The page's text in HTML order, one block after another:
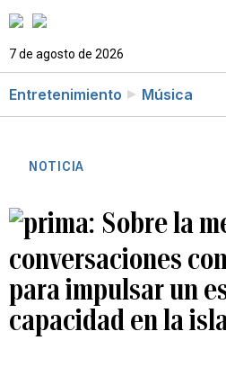
7 de agosto de 2026
Entretenimiento Música
NOTICIA
Sobre la
conversaciones
para impulsar un
capacidad en la